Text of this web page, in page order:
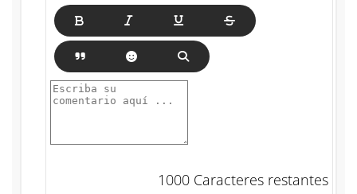
1000 Caracteres restantes